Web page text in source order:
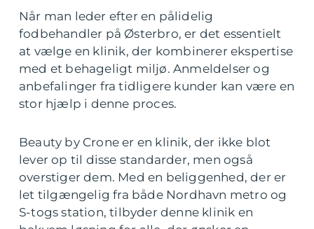
Når man leder efter en pålidelig
fodbehandler på Østerbro, er det essentielt
at vælge en klinik, der kombinerer ekspertise
med et behageligt miljø. Anmeldelser og
anbefalinger fra tidligere kunder kan være en
stor hjælp i denne proces.
Beauty by Crone er en klinik, der ikke blot
lever op til disse standarder, men også
overstiger dem. Med en beliggenhed, der er
let tilgængelig fra både Nordhavn metro og
S-togs station, tilbyder denne klinik en